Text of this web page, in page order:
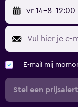
vr 14-8 12:00
E-mail mij
Stel een